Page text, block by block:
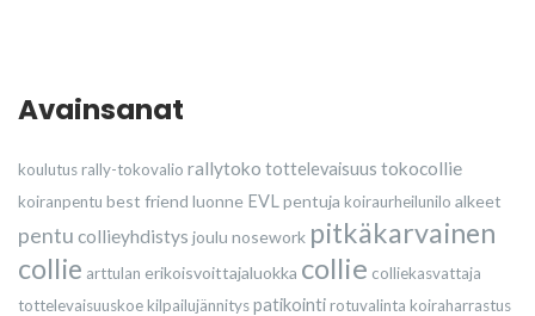
Avainsanat
koulutusrally-tokovalio rallytoko tottelevaisuus tokocollie
koiranpentu best friend luonne EVL pentuja koiraurheilunilo alkeet
pentu collieyhdistys joulu nosework pitkäkarvainen
collie arttulan erikoisvoittajaluokka collie colliekasvattaja
tottelevaisuuskoekilpailujännityspatikointirotuvalinta koiraharrastus